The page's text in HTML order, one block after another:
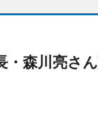
・森川亮さ